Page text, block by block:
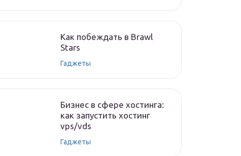
Как побеждать в Brawl
Stars
Гаджеты
Бизнес в сфере хостинга:
как запустить хостинг
vps/vds
Гаджеты